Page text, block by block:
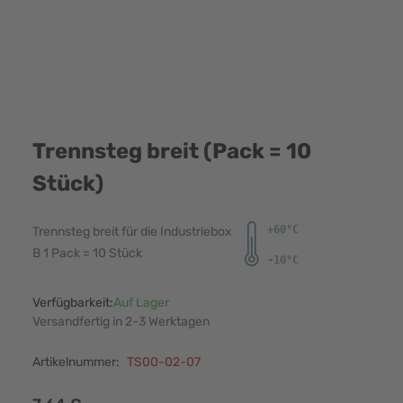
Trennsteg breit (Pack = 10
Stück)
Trennsteg breit für die Industriebox
B 1 Pack = 10 Stück
Verfügbarkeit:Auf Lager
Versandfertig in 2-3 Werktagen
Artikelnummer: TS00-02-07